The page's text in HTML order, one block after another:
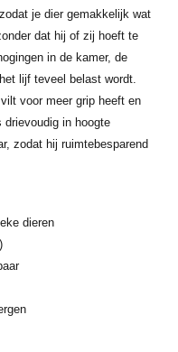
je dier gemakkelijk wat
dat hij of zij hoeft te
in de kamer, de
lijf teveel belast wordt.
voor meer grip heeft en
drievoudig in hoogte
zodat hij ruimtebesparend
dieren